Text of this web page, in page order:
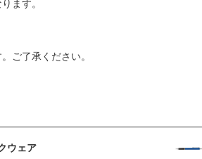
ます。
ご了承ください。
ウェア